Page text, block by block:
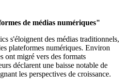
de médias numériques"
s'éloignent des médias traditionnels,
plateformes numériques. Environ
ont migré vers des formats
déclarent une baisse notable de
les perspectives de croissance.